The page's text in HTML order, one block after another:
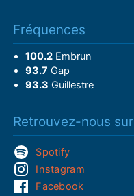
Fréquences
100.2Embrun
93.7 Gap
93.3 Guillestre
Retrouvez-nous sur
Spotify
Instagram
Facebook